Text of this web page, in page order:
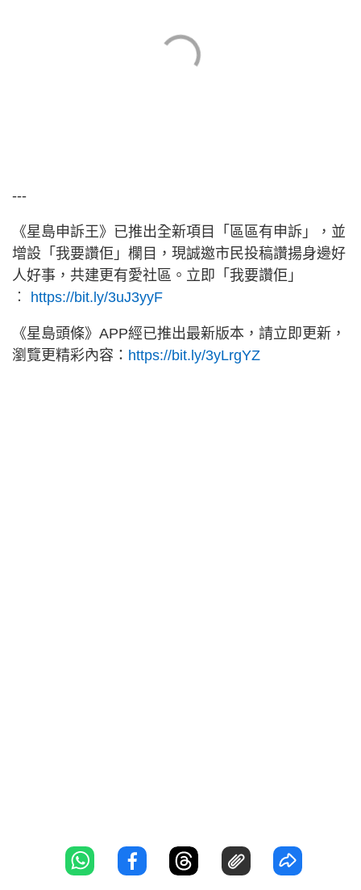
---
《星島申訴王》已推出全新項目「區區有申訴」，並
增設「我要讚佢」欄目，現誠邀市民投稿讚揚身邊好
人好事，共建更有愛社區。立即「我要讚佢」
︰ https://bit.ly/3uJ3yyF
《星島頭條》APP經已推出最新版本，請立即更新，
瀏覽更精彩內容： https://bit.ly/3yLrgYZ